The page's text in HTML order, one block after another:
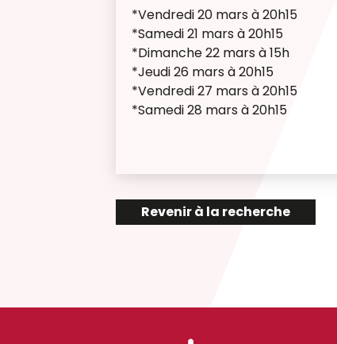
*Vendredi 20 mars à 20h15
*Samedi 21 mars à 20h15
*Dimanche 22 mars à 15h
*Jeudi 26 mars à 20h15
*Vendredi 27 mars à 20h15
*Samedi 28 mars à 20h15
Revenir à la recherche